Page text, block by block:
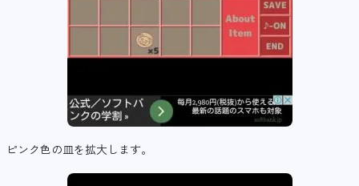
ピンク色の皿を拡大します。